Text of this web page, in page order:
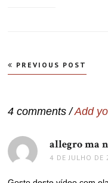
Navegação
de
PREVIOUS POST
4 comments /Add
allegro ma
4 DE JULHO